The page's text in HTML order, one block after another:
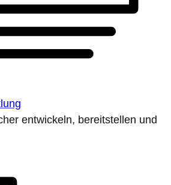
entwickeln, bereitstellen und